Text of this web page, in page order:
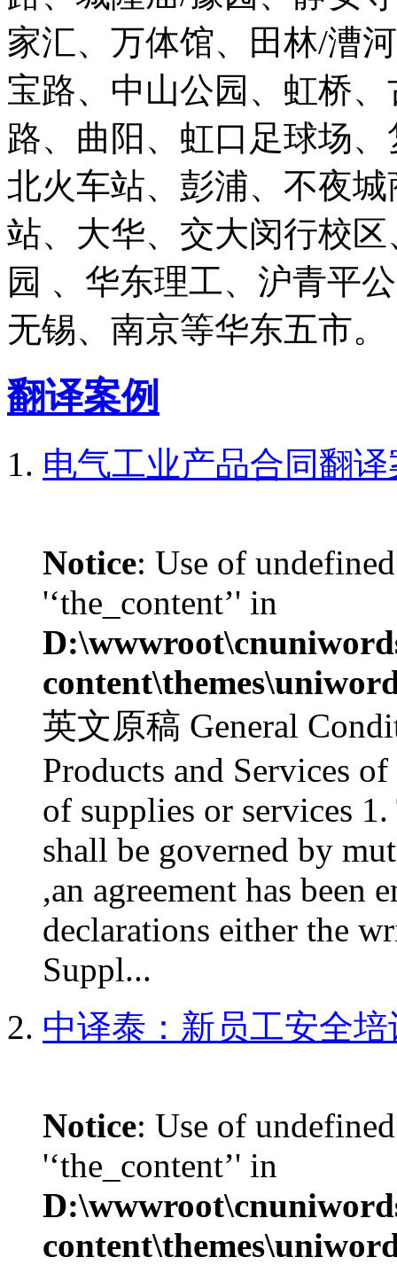
家汇、万体馆、田林/漕
宝路、中山公园、虹桥
路、曲阳、虹口足球场
北火车站、彭浦、不夜
站、大华、交大闵行校
园 、华东理工、沪青平
无锡、南京等华东五市。
翻译案例
电气工业产品合同翻
Notice: Use of
'‘the_content’' in
英文原稿 General
Products and Services
of supplies or services
shall be governed by
,an agreement has been
declarations either the
Suppl...
中译泰：新员工安全
Notice: Use of
'‘the_content’' in